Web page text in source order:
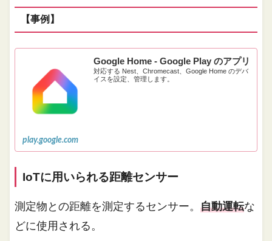
【事例】
Google Home - Google Play のアプリ
対応する Nest、Chromecast、Google Home のデバ
イスを設定、管理します。
play.google.com
IoTに用いられる距離センサー
測定物との距離を測定するセンサー。自動運転な
どに使用される。